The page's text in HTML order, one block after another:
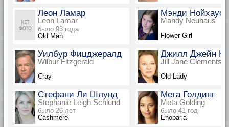
Леон Ламар
Leon Lamar
было 93 года
Old Man
Мэнди Нойхаус
Mandy Neuhaus
Flower Girl
Уилбур Фицджералд
Wilbur Fitzgerald
Cray
Джилл Джейн
Jill Jane Clements
Old Lady
Стефани Ли Шлунд
Stephanie Leigh Schlund
было 26 лет
Cashmere
Мета Голдинг
Meta Golding
было 41 год
Enobaria